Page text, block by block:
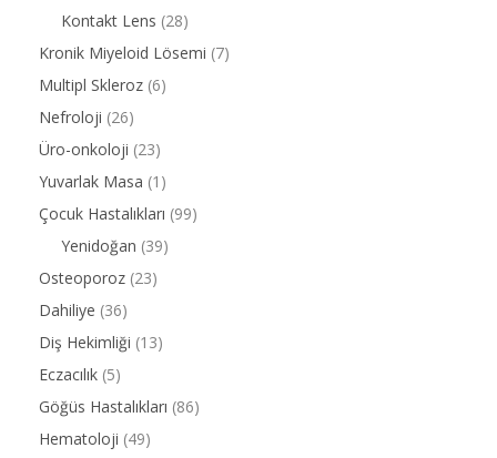
Kontakt Lens (28)
Kronik Miyeloid Lösemi (7)
Multipl Skleroz (6)
Nefroloji (26)
Üro-onkoloji (23)
Yuvarlak Masa (1)
Çocuk Hastalıkları (99)
Yenidoğan (39)
Osteoporoz (23)
Dahiliye (36)
Diş Hekimliği (13)
Eczacılık (5)
Göğüs Hastalıkları (86)
Hematoloji (49)